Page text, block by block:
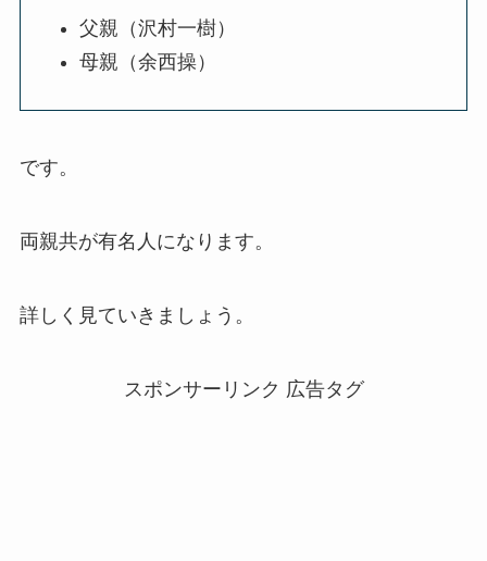
父親（沢村一樹）
母親（余西操）
です。
両親共が有名人になります。
詳しく見ていきましょう。
スポンサーリンク 広告タグ